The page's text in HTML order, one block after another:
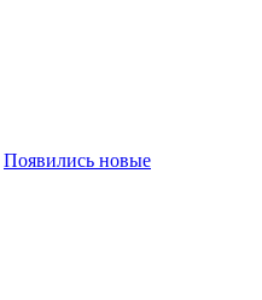
Появились новые